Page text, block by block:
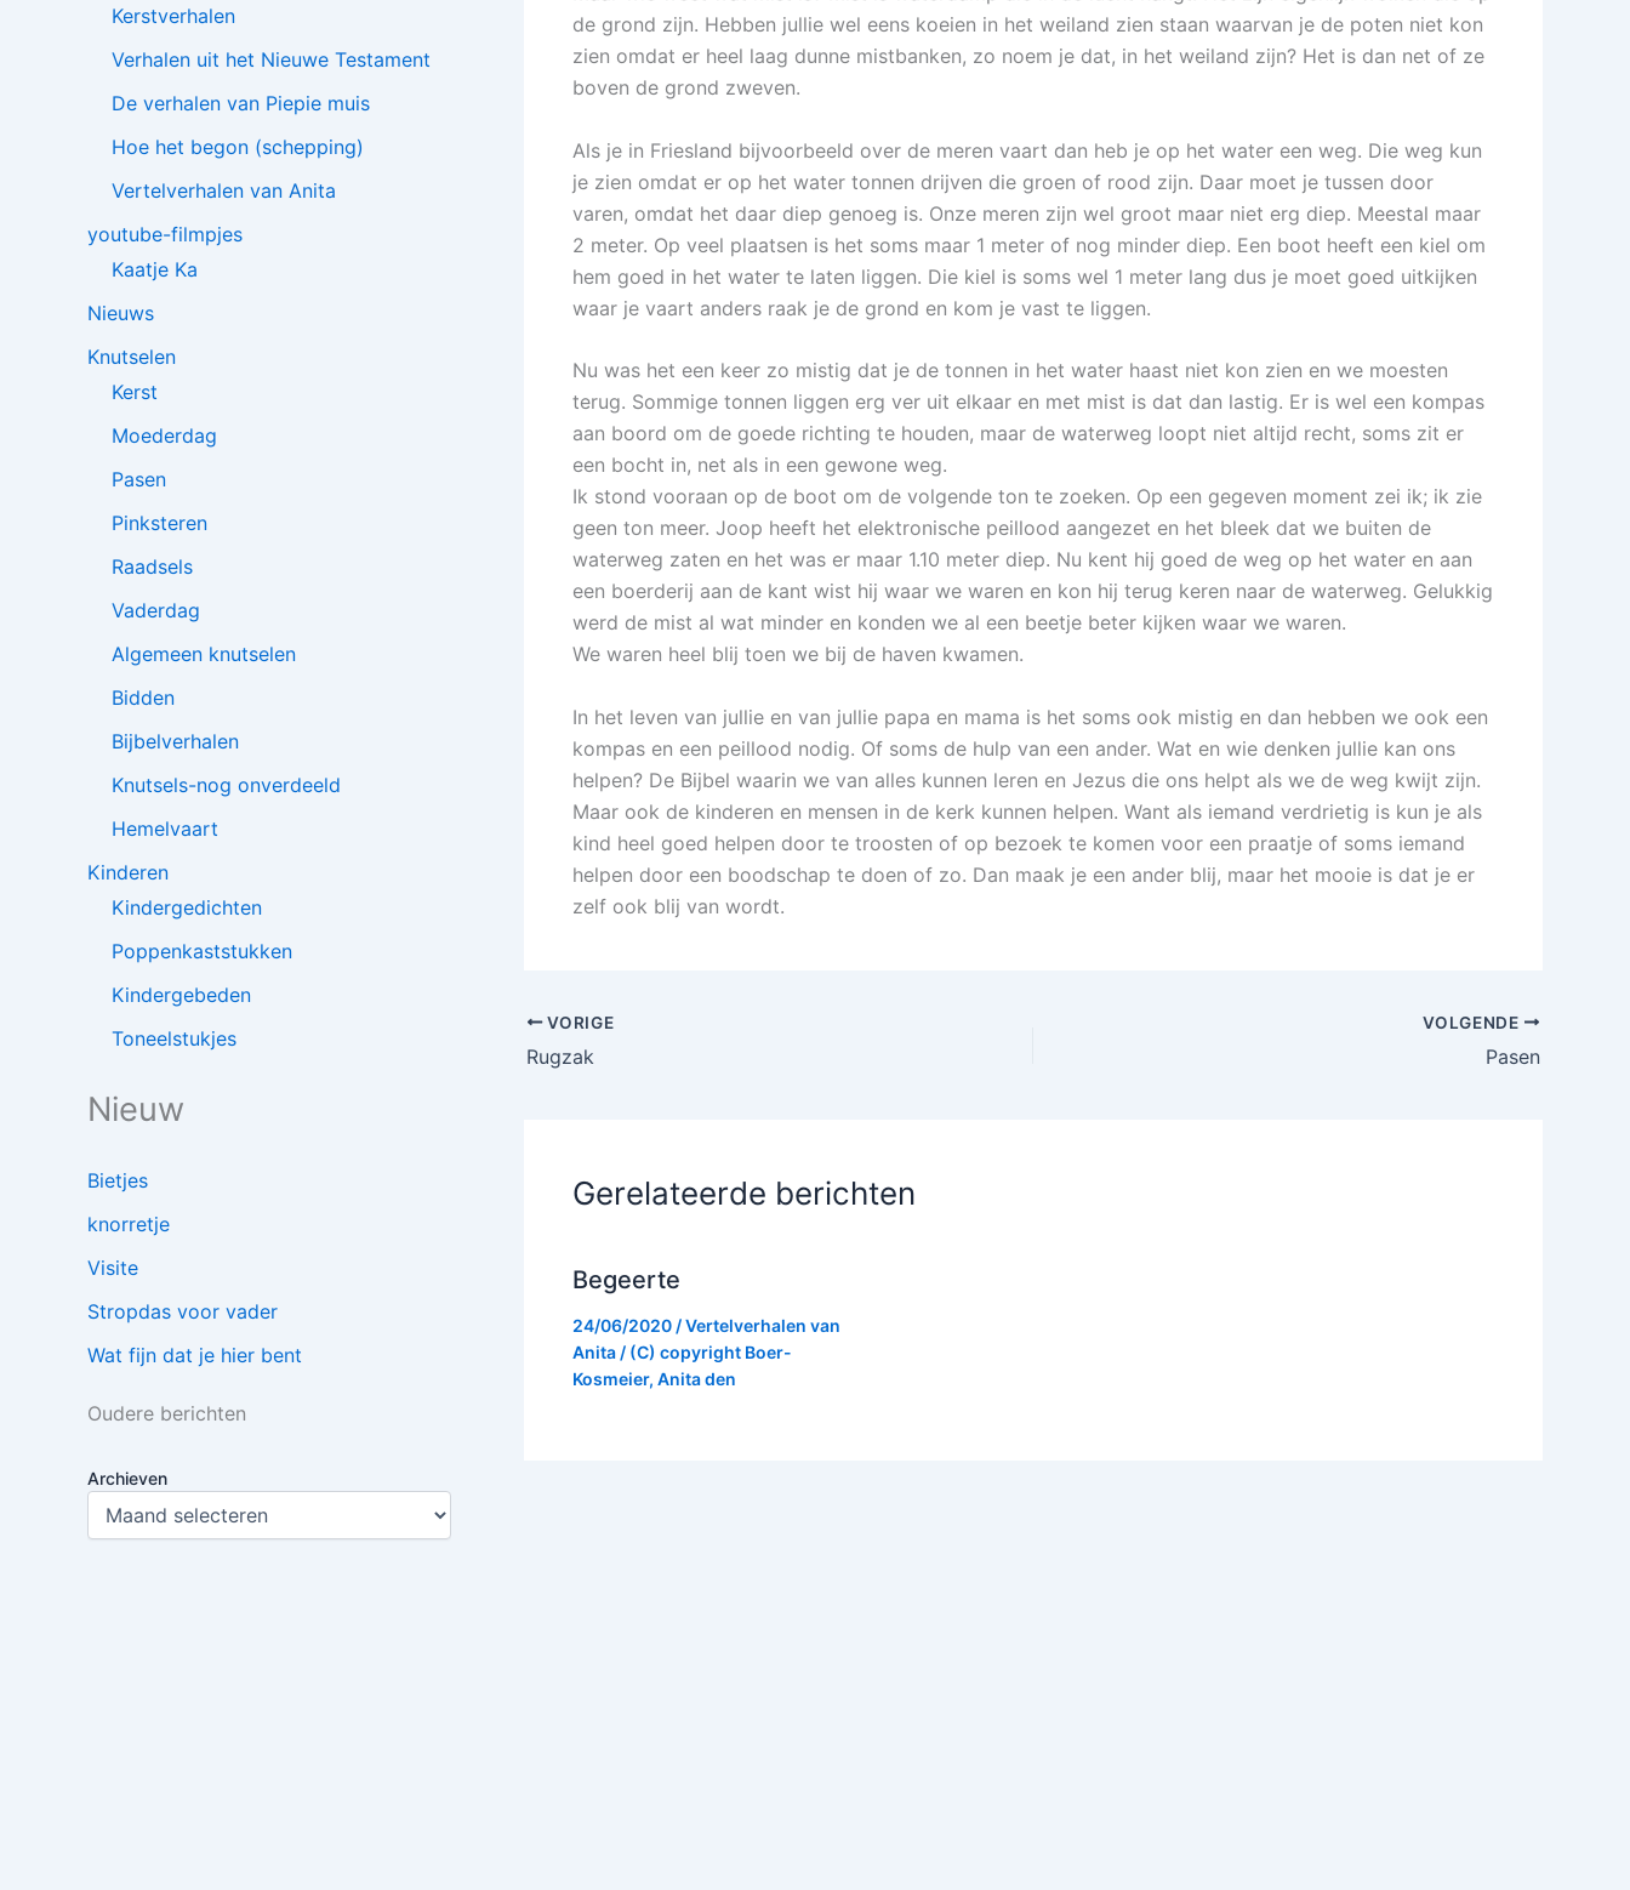
Kerstverhalen
Verhalen uit het Nieuwe Testament
De verhalen van Piepie muis
Hoe het begon (schepping)
Vertelverhalen van Anita
youtube-filmpjes
Kaatje Ka
Nieuws
Knutselen
Kerst
Moederdag
Pasen
Pinksteren
Raadsels
Vaderdag
Algemeen knutselen
Bidden
Bijbelverhalen
Knutsels-nog onverdeeld
Hemelvaart
Kinderen
Kindergedichten
Poppenkaststukken
Kindergebeden
Toneelstukjes
Nieuw
Bietjes
knorretje
Visite
Stropdas voor vader
Wat fijn dat je hier bent
Oudere berichten
Archieven
de grond zijn. Hebben jullie wel eens koeien in het weiland zien staan waarvan je de poten niet kon
zien omdat er heel laag dunne mistbanken, zo noem je dat, in het weiland zijn? Het is dan net of ze
boven de grond zweven.
Als je in Friesland bijvoorbeeld over de meren vaart dan heb je op het water een weg. Die weg kun
je zien omdat er op het water tonnen drijven die groen of rood zijn. Daar moet je tussen door
varen, omdat het daar diep genoeg is. Onze meren zijn wel groot maar niet erg diep. Meestal maar
2 meter. Op veel plaatsen is het soms maar 1 meter of nog minder diep. Een boot heeft een kiel om
hem goed in het water te laten liggen. Die kiel is soms wel 1 meter lang dus je moet goed uitkijken
waar je vaart anders raak je de grond en kom je vast te liggen.
Nu was het een keer zo mistig dat je de tonnen in het water haast niet kon zien en we moesten
terug. Sommige tonnen liggen erg ver uit elkaar en met mist is dat dan lastig. Er is wel een kompas
aan boord om de goede richting te houden, maar de waterweg loopt niet altijd recht, soms zit er
een bocht in, net als in een gewone weg.
Ik stond vooraan op de boot om de volgende ton te zoeken. Op een gegeven moment zei ik; ik zie
geen ton meer. Joop heeft het elektronische peillood aangezet en het bleek dat we buiten de
waterweg zaten en het was er maar 1.10 meter diep. Nu kent hij goed de weg op het water en aan
een boerderij aan de kant wist hij waar we waren en kon hij terug keren naar de waterweg. Gelukkig
werd de mist al wat minder en konden we al een beetje beter kijken waar we waren.
We waren heel blij toen we bij de haven kwamen.
In het leven van jullie en van jullie papa en mama is het soms ook mistig en dan hebben we ook een
kompas en een peillood nodig. Of soms de hulp van een ander. Wat en wie denken jullie kan ons
helpen? De Bijbel waarin we van alles kunnen leren en Jezus die ons helpt als we de weg kwijt zijn.
Maar ook de kinderen en mensen in de kerk kunnen helpen. Want als iemand verdrietig is kun je als
kind heel goed helpen door te troosten of op bezoek te komen voor een praatje of soms iemand
helpen door een boodschap te doen of zo. Dan maak je een ander blij, maar het mooie is dat je er
zelf ook blij van wordt.
VORIGE
Rugzak
VOLGENDE
Pasen
Gerelateerde berichten
Begeerte
24/06/2020/Vertelverhalen van
Anita/ (C) copyright Boer-
Kosmeier, Anita den